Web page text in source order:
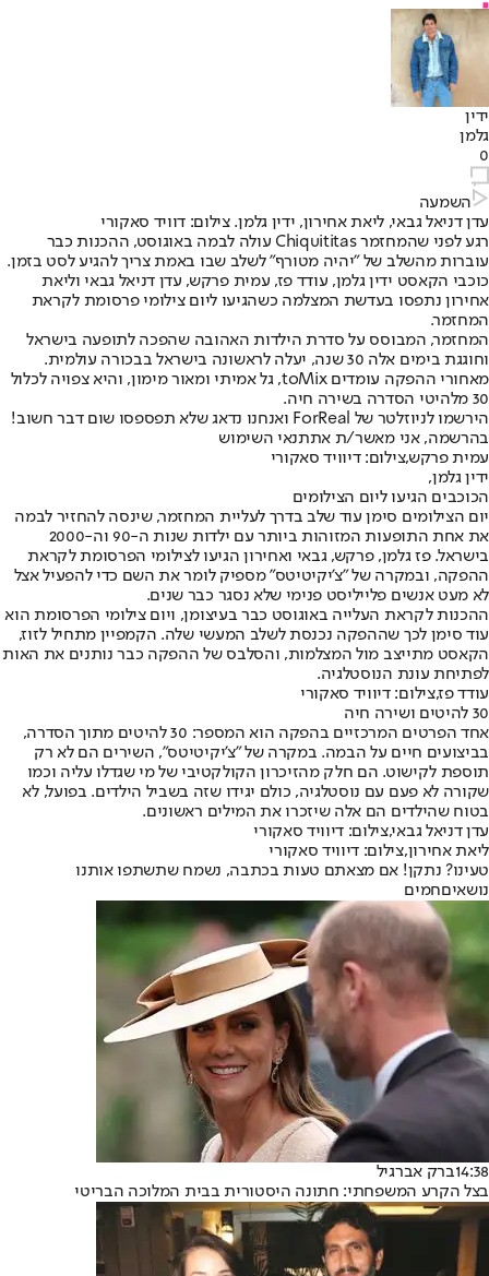
ידין
גלמן
0
השמעה
עדן דניאל גבאי, ליאת אחירון, ידין גלמן. צילום: דוויד סאקורי
רגע לפני שהמחזמר Chiquititas עולה לבמה באוגוסט, ההכנות כבר
עוברות מהשלב של "יהיה מטורף" לשלב שבו באמת צריך להגיע לסט בזמן.
כוכבי הקאסט ידין גלמן, עודד פז, עמית פרקש, עדן דניאל גבאי וליאת
אחירון נתפסו בעדשת המצלמה כשהגיעו ליום צילומי פרסומת לקראת
המחזמר.
המחזמר, המבוסס על סדרת הילדות האהובה שהפכה לתופעה בישראל
וחוגגת בימים אלה 30 שנה, יעלה לראשונה בישראל בבכורה עולמית.
מאחורי ההפקה עומדים toMix, גל אמיתי ומאור מימון, והיא צפויה לכלול
30 מלהיטי הסדרה בשירה חיה.
הירשמו לניוזלטר של ForReal ואנחנו נדאג שלא תפספסו שום דבר חשוב!
בהרשמה, אני מאשר/ת אתתנאי השימוש
עמית פרקש,צילום: דיוויד סאקורי
ידין גלמן,
הכוכבים הגיעו ליום הצילומים
יום הצילומים סימן עוד שלב בדרך לעליית המחזמר, שינסה להחזיר לבמה
את אחת התופעות המזוהות ביותר עם ילדות שנות ה-90 וה-2000
בישראל. פז גלמן, פרקש, גבאי ואחירון הגיעו לצילומי הפרסומת לקראת
ההפקה, ובמקרה של "צ'יקיטיטס" מספיק לומר את השם כדי להפעיל אצל
לא מעט אנשים פלייליסט פנימי שלא נסגר כבר שנים.
ההכנות לקראת העלייה באוגוסט כבר בעיצומן, ויום צילומי הפרסומת הוא
עוד סימן לכך שההפקה נכנסת לשלב המעשי שלה. הקמפיין מתחיל לזוז,
הקאסט מתייצב מול המצלמות, והסלבס של ההפקה כבר נותנים את האות
לפתיחת עונת הנוסטלגיה.
עודד פז,צילום: דיוויד סאקורי
30 להיטים ושירה חיה
אחד הפרטים המרכזיים בהפקה הוא המספר: 30 להיטים מתוך הסדרה,
בביצועים חיים על הבמה. במקרה של "צ'יקיטיטס", השירים הם לא רק
תוספת לקישוט. הם חלק מהזיכרון הקולקטיבי של מי שגדלו עליה וכמו
שקורה לא פעם עם נוסטלגיה, כולם יגידו שזה בשביל הילדים. בפועל, לא
בטוח שהילדים הם אלה שיזכרו את המילים ראשונים.
עדן דניאל גבאי,צילום: דיוויד סאקורי
ליאת אחירון,צילום: דיוויד סאקורי
טעינו? נתקן! אם מצאתם טעות בכתבה, נשמח שתשתפו אותנו
נושאיםחמים
14:38ברק אברגיל
בצל הקרע המשפחתי: חתונה היסטורית בבית המלוכה הבריטי